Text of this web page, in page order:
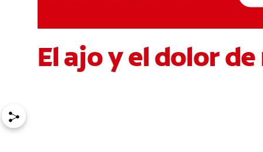
PROMOCIONES HN (ES) SUSCRÍBASE
El ajo y el dolor